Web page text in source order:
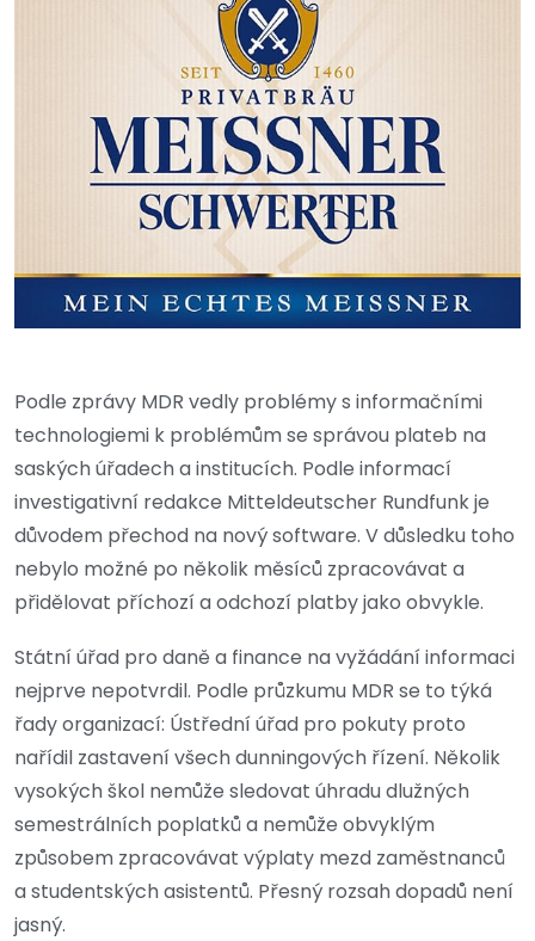
Podle zprávy MDR vedly problémy s informačními
technologiemi k problémům se správou plateb na
saských úřadech a institucích. Podle informací
investigativní redakce Mitteldeutscher Rundfunk je
důvodem přechod na nový software. V důsledku toho
nebylo možné po několik měsíců zpracovávat a
přidělovat příchozí a odchozí platby jako obvykle.
Státní úřad pro daně a finance na vyžádání informaci
nejprve nepotvrdil. Podle průzkumu MDR se to týká
řady organizací: Ústřední úřad pro pokuty proto
nařídil zastavení všech dunningových řízení. Několik
vysokých škol nemůže sledovat úhradu dlužných
semestrálních poplatků a nemůže obvyklým
způsobem zpracovávat výplaty mezd zaměstnanců
a studentských asistentů. Přesný rozsah dopadů není
jasný.